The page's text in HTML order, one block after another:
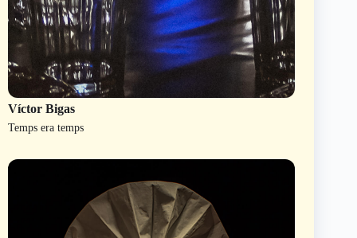
Víctor Bigas
Temps era temps